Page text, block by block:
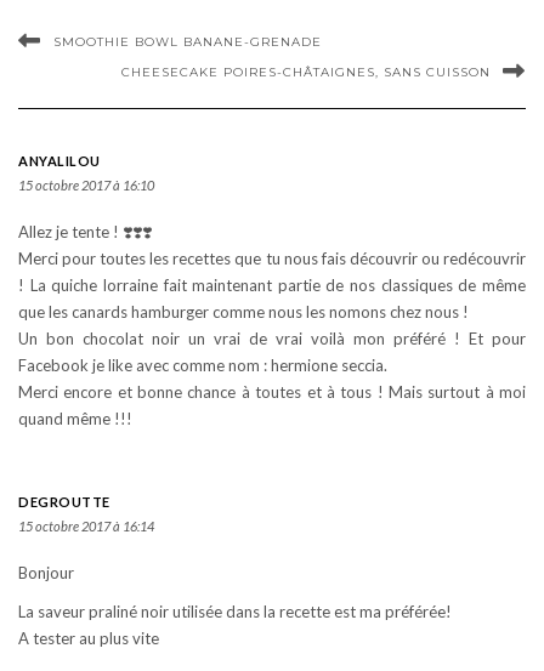
SMOOTHIE BOWL BANANE-GRENADE
CHEESECAKE POIRES-CHÂTAIGNES, SANS CUISSON
ANYALILOU
15 octobre 2017 à 16:10
Allez je tente ! ❣️❣️❣️
Merci pour toutes les recettes que tu nous fais découvrir ou redécouvrir
! La quiche lorraine fait maintenant partie de nos classiques de même
que les canards hamburger comme nous les nomons chez nous !
Un bon chocolat noir un vrai de vrai voilà mon préféré ! Et pour
Facebook je like avec comme nom : hermione seccia.
Merci encore et bonne chance à toutes et à tous ! Mais surtout à moi
quand même !!!
DEGROUTTE
15 octobre 2017 à 16:14
Bonjour
La saveur praliné noir utilisée dans la recette est ma préférée!
A tester au plus vite